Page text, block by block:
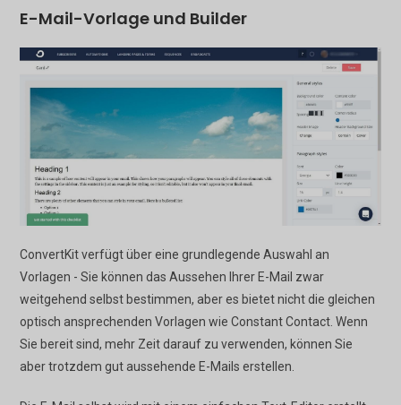
E-Mail-Vorlage und Builder
ConvertKit verfügt über eine grundlegende Auswahl an
Vorlagen - Sie können das Aussehen Ihrer E-Mail zwar
weitgehend selbst bestimmen, aber es bietet nicht die gleichen
optisch ansprechenden Vorlagen wie Constant Contact. Wenn
Sie bereit sind, mehr Zeit darauf zu verwenden, können Sie
aber trotzdem gut aussehende E-Mails erstellen.